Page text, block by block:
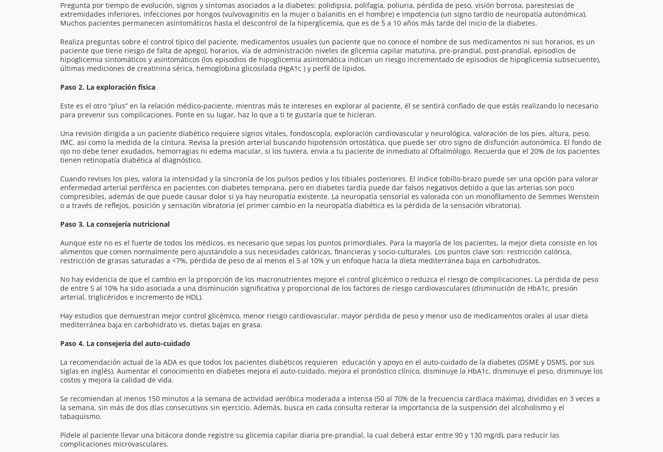
Pregunta por tiempo de evolución, signos y síntomas asociados a la diabetes: polidipsia, polifagia, poliuria, pérdida de peso, visión borrosa, parestesias de
extremidades inferiores, infecciones por hongos (vulvovaginitis en la mujer o balanitis en el hombre) e impotencia (un signo tardío de neuropatía autonómica).
Muchos pacientes permanecen asintomáticos hasta el descontrol de la hiperglicemia, que es de 5 a 10 años más tarde del inicio de la diabetes.
Realiza preguntas sobre el control típico del paciente, medicamentos usuales (un paciente que no conoce el nombre de sus medicamentos ni sus horarios, es un
paciente que tiene riesgo de falta de apego), horarios, vía de administración niveles de glicemia capilar matutina, pre-prandial, post-prandial, episodios de
hipoglicemia sintomáticos y asintomáticos (los episodios de hipoglicemia asintomática indican un riesgo incrementado de episodios de hipoglicemia subsecuente),
últimas mediciones de creatinina sérica, hemoglobina glicosilada (HgA1c ) y perfil de lípidos.
Paso 2. La exploración física
Este es el otro “plus” en la relación médico-paciente, mientras más te intereses en explorar al paciente, él se sentirá confiado de que estás realizando lo necesario
para prevenir sus complicaciones. Ponte en su lugar, haz lo que a ti te gustaría que te hicieran.
Una revisión dirigida a un paciente diabético requiere signos vitales, fondoscopía, exploración cardiovascular y neurológica, valoración de los pies, altura, peso,
IMC, así como la medida de la cintura. Revisa la presión arterial buscando hipotensión ortostática, que puede ser otro signo de disfunción autonómica. El fondo de
ojo no debe tener exudados, hemorragias ni edema macular, si los tuviera, envía a tu paciente de inmediato al Oftalmólogo. Recuerda que el 20% de los pacientes
tienen retinopatía diabética al diagnóstico.
Cuando revises los pies, valora la intensidad y la sincronía de los pulsos pedios y los tibiales posteriores. El índice tobillo-brazo puede ser una opción para valorar
enfermedad arterial periférica en pacientes con diabetes temprana, pero en diabetes tardía puede dar falsos negativos debido a que las arterias son poco
compresibles, además de que puede causar dolor si ya hay neuropatía existente. La neuropatía sensorial es valorada con un monofilamento de Semmes Wenstein
o a través de reflejos, posición y sensación vibratoria (el primer cambio en la neuropatía diabética es la pérdida de la sensación vibratoria).
Paso 3. La consejería nutricional
Aunque este no es el fuerte de todos los médicos, es necesario que sepas los puntos primordiales. Para la mayoría de los pacientes, la mejor dieta consiste en los
alimentos que comen normalmente pero ajustándolo a sus necesidades calóricas, financieras y socio-culturales. Los puntos clave son: restricción calórica,
restricción de grasas saturadas a <7%, pérdida de peso de al menos el 5 al 10% y un enfoque hacia la dieta mediterránea baja en carbohidratos.
No hay evidencia de que el cambio en la proporción de los macronutrientes mejore el control glicémico o reduzca el riesgo de complicaciones. La pérdida de peso
de entre 5 al 10% ha sido asociada a una disminución significativa y proporcional de los factores de riesgo cardiovasculares (disminución de HbA1c, presión
arterial, triglicéridos e incremento de HDL).
Hay estudios que demuestran mejor control glicémico, menor riesgo cardiovascular, mayor pérdida de peso y menor uso de medicamentos orales al usar dieta
mediterránea baja en carbohidrato vs. dietas bajas en grasa.
Paso 4. La consejería del auto-cuidado
La recomendación actual de la ADA es que todos los pacientes diabéticos requieren educación y apoyo en el auto-cuidado de la diabetes (DSME y DSMS, por sus
siglas en inglés). Aumentar el conocimiento en diabetes mejora el auto-cuidado, mejora el pronóstico clínico, disminuye la HbA1c, disminuye el peso, disminuye los
costos y mejora la calidad de vida.
Se recomiendan al menos 150 minutos a la semana de actividad aeróbica moderada a intensa (50 al 70% de la frecuencia cardiaca máxima), divididas en 3 veces a
la semana, sin más de dos días consecutivos sin ejercicio. Además, busca en cada consulta reiterar la importancia de la suspensión del alcoholismo y el
tabaquismo.
Pídele al paciente llevar una bitácora donde registre su glicemia capilar diaria pre-prandial, la cual deberá estar entre 90 y 130 mg/dL para reducir las
complicaciones microvasculares.